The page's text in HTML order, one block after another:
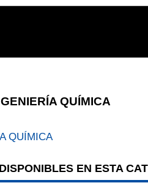
QUÍMICA
QUÍMICA
EN ESTA